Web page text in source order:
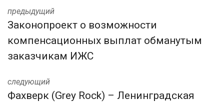
предыдущий
Законопроект о возможности
компенсационных выплат обманутым
заказчикам ИЖС
следующий
Фахверк (Grey Rock) – Ленинградская